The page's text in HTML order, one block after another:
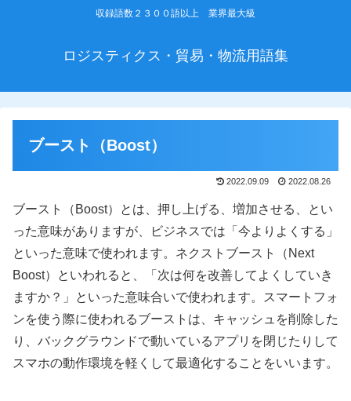
収録語数２３００語以上 業界最大級
ロジスティクス・貿易・物流用語集
ブースト（Boost）
2022.09.09 2022.08.26
ブースト（Boost）とは、押し上げる、増加させる、とい
った意味がありますが、ビジネスでは「今よりよくする」
といった意味で使われます。ネクストブースト（Next
Boost）といわれると、「次は何を改善してよくしていき
ますか？」といった意味合いで使われます。スマートフォ
ンを使う際に使われるブーストは、キャッシュを削除した
り、バックグラウンドで動いているアプリを閉じたりして
スマホの動作環境を軽くして最適化することをいいます。